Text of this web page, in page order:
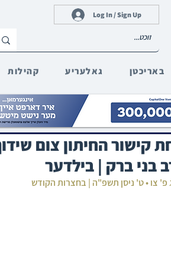
באריכטן גאלעריע קהילות
Log In / Sign Up
קישור החיתון צום
בני ברק | בילדער
פ' צו • ט' ניסן תשפ"ה | בחצרות הקודש